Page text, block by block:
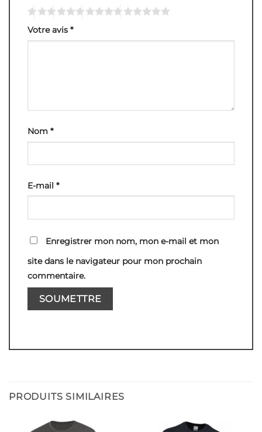
Votre avis *
Nom *
E-mail *
Enregistrer mon nom, mon e-mail et mon
site dans le navigateur pour mon prochain
commentaire.
PRODUITS SIMILAIRES